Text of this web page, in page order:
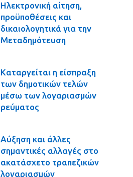
Ηλεκτρονική αίτηση,
προϋποθέσεις και
δικαιολογητικά για την
Μεταδημότευση
Καταργείται η είσπραξη
των δημοτικών τελών
μέσω των λογαριασμών
ρεύματος
Αύξηση και άλλες
σημαντικές αλλαγές στο
ακατάσχετο τραπεζικών
λογαριασμών